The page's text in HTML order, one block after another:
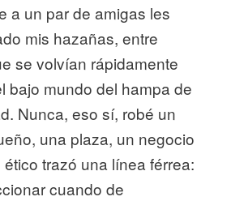
a un par de amigas les
mis hazañas, entre
se volvían rápidamente
bajo mundo del hampa de
Nunca, eso sí, robé un
una plaza, un negocio
trazó una línea férrea:
cuando de